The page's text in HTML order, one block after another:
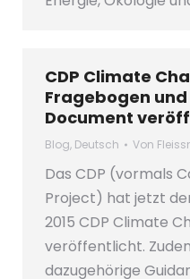
CDP Climate
Fragebogen
Document
Blog, Deutsch Von
Das CDP (vormals
Project) hat jetzt
2015 CDP Climate
veröffentlicht.
dazugehörige